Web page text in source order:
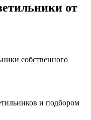
от
собственного
и подбором